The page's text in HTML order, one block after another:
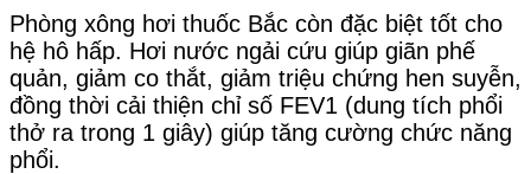
Phòng xông hơi thuốc Bắc còn đặc biệt tốt cho
hệ hô hấp. Hơi nước ngải cứu giúp giãn phế
quản, giảm co thắt, giảm triệu chứng hen suyễn,
đồng thời cải thiện chỉ số FEV1 (dung tích phổi
thở ra trong 1 giây) giúp tăng cường chức năng
phổi.